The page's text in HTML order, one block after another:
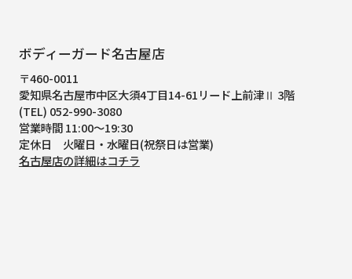
ボディーガード名古屋店
〒460-0011
愛知県名古屋市中区大須4丁目14-61リード上前津Ⅱ 3階
(TEL) 052-990-3080
営業時間 11:00～19:30
定休日 火曜日・水曜日(祝祭日は営業)
名古屋店の詳細はコチラ